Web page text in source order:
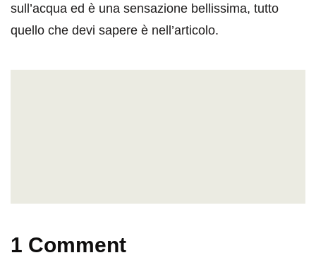
sull’acqua ed è una sensazione bellissima, tutto
quello che devi sapere è nell’articolo.
1 Comment